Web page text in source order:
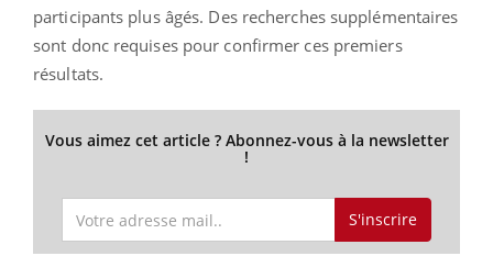
participants plus âgés. Des recherches supplémentaires
sont donc requises pour confirmer ces premiers
résultats.
Vous aimez cet article ? Abonnez-vous à la newsletter
!
S'inscrire